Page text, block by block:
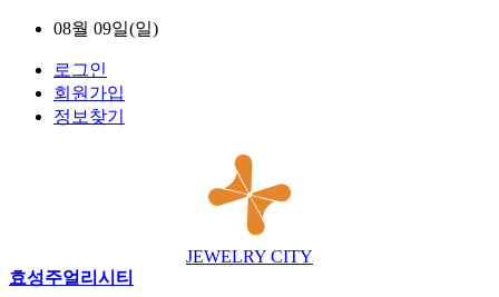
08월 09일(일)
로그인
회원가입
정보찾기
JEWELRY CITY
효성주얼리시티